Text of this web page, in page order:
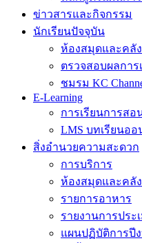
ข่าวสารและกิจกรรม
นักเรียนปัจจุบัน
ห้องสมุดและคลั
ตรวจสอบผลการ
ชมรม KC
E-Learning
การเรียนการสอ
LMS บทเรียนออ
สิ่งอำนวยความสะดวก
การบริการ
ห้องสมุดและคลั
รายการอาหาร
รายงานการปร
แผนปฏิบัติการปี